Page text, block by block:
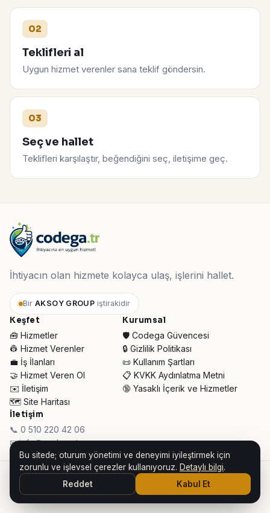
02
Teklifleri al
Uygun hizmet verenler sana teklif göndersin.
03
Seç ve hallet
Teklifleri karşılaştır, beğendiğini seç, iletişime geç.
İhtiyacın olan hizmete kolayca ulaş, işlerini hallet.
Bir AKSOY GROUP iştirakidir
Keşfet
🧰 Hizmetler
👷 Hizmet Verenler
💼 İş İlanları
🤝 Hizmet Veren Ol
✉️ İletişim
🗺️ Site Haritası
Kurumsal
🛡️ Codega Güvencesi
🔒 Gizlilik Politikası
📜 Kullanım Şartları
📋 KVKK Aydınlatma Metni
🔞 Yasaklı İçerik ve Hizmetler
İletişim
📞 0 510 220 42 06
✉ info@codega.tr
© 2026 Codega Hizmet Pazaryeri ·
AKSOY GROUP iştirakidir
👥 Toplam Ziyaretçi:30.947 · Bugün:126
Bu sitede; oturum yönetimi ve deneyimi iyileştirmek için
zorunlu ve işlevsel çerezler kullanıyoruz. Detaylı bilgi.
Reddet
Kabul Et